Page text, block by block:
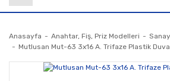
Anasayfa Anahtar, Fiş, Priz Modelleri
Mutlusan Mut-63 3x16 A. Trifaze Plastik